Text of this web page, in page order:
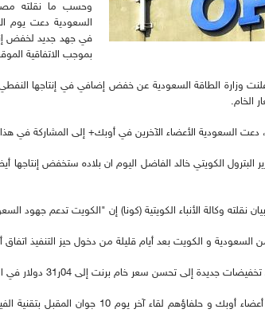
وحسب ما نقلته
السعودية دعت يوم
في جهد جديد لخفض
بموجب الاتفاقية
وزارة الطاقة السعودية عن خفض إضافي في إنتاجها النفطي
الخام.
السعودية الأعضاء الآخرين في أوبك+ إلى المشاركة في هذا
نقلته وكالة الأنباء الكويتية (كونا) إن "الكويت تدعم جهود
السعودية و الكويت بعد أيام قليلة من دخول حيز التنفيذ
جديدة إلى تحسن سعر خام برنت إلى 04ر31 دولار في الظهيرة .
و ينتظر أن يعقد أعضاء أوبك و حلفاؤهم